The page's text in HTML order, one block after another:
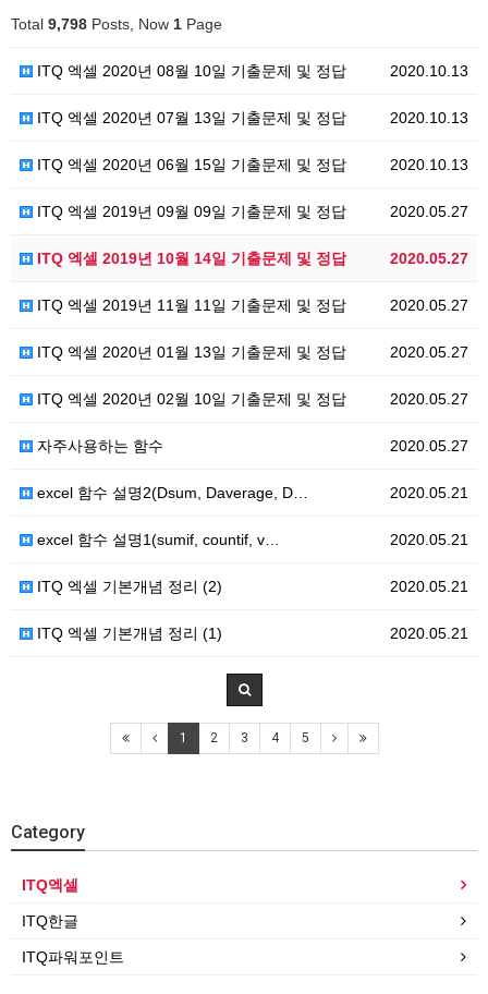
Total 9,798 Posts, Now 1 Page
2020.10.13
ITQ 엑셀 2020년 08월 10일 기출문제 및 정답
2020.10.13
ITQ 엑셀 2020년 07월 13일 기출문제 및 정답
2020.10.13
ITQ 엑셀 2020년 06월 15일 기출문제 및 정답
2020.05.27
ITQ 엑셀 2019년 09월 09일 기출문제 및 정답
2020.05.27
ITQ 엑셀 2019년 10월 14일 기출문제 및 정답
2020.05.27
ITQ 엑셀 2019년 11월 11일 기출문제 및 정답
2020.05.27
ITQ 엑셀 2020년 01월 13일 기출문제 및 정답
2020.05.27
ITQ 엑셀 2020년 02월 10일 기출문제 및 정답
2020.05.27
자주사용하는 함수
2020.05.21
excel 함수 설명2(Dsum, Daverage, D…
2020.05.21
excel 함수 설명1(sumif, countif, v…
2020.05.21
ITQ 엑셀 기본개념 정리 (2)
2020.05.21
ITQ 엑셀 기본개념 정리 (1)
1 2 3 4 5
Category
ITQ엑셀
ITQ한글
ITQ파워포인트